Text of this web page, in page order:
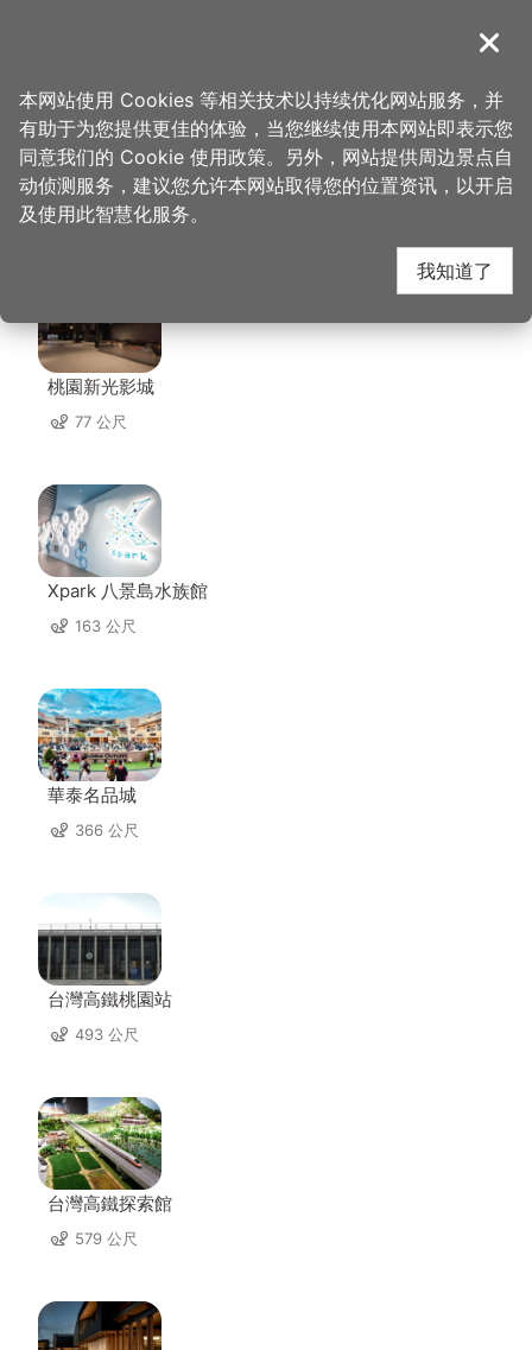
導覽
首页 > 想去的地方 > 美食、购物 > 巧虎梦想乐园
巧虎梦想乐园 周边景点
桃園新光影城
77 公尺
Xpark 八景島水族館
163 公尺
華泰名品城
366 公尺
台灣高鐵桃園站
493 公尺
台灣高鐵探索館
579 公尺
关闭
本网站使用 Cookies 等相关技术以持续优化网站服务，并
有助于为您提供更佳的体验，当您继续使用本网站即表示您
同意我们的 Cookie 使用政策。另外，网站提供周边景点自
动侦测服务，建议您允许本网站取得您的位置资讯，以开启
及使用此智慧化服务。
我知道了